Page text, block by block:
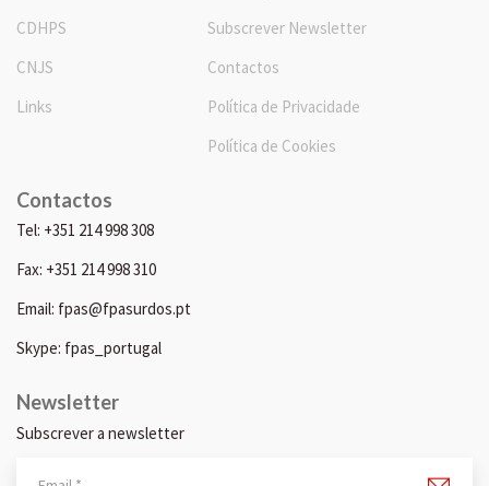
CDHPS
CNJS
Links
Subscrever Newsletter
Contactos
Política de Privacidade
Política de Cookies
Contactos
Tel: +351 214 998 308
Fax: +351 214 998 310
Email: fpas@fpasurdos.pt
Skype: fpas_portugal
Newsletter
Subscrever a newsletter